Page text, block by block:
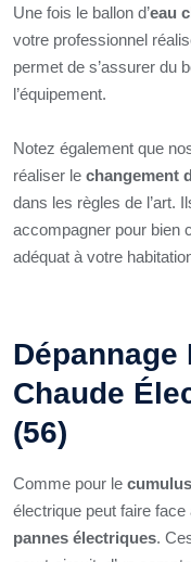
Une fois le ballon d’eau
votre professionnel
permet de s’assurer du
l’équipement.
Notez également que
réaliser le changement
dans les règles de l’art.
accompagner pour bien
adéquat à votre
Dépannage
Chaude
(56)
Comme pour le
électrique peut faire face
pannes électriques.